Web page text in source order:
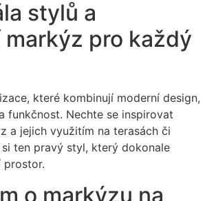
stylů a
markýz pro každý
které kombinují moderní design,
funkčnost. Nechte se inspirovat
a jejich využitím na terasách či
ten pravý styl, který dokonale
prostor.
o markýzu na